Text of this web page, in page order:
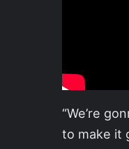
“We’re
to make it